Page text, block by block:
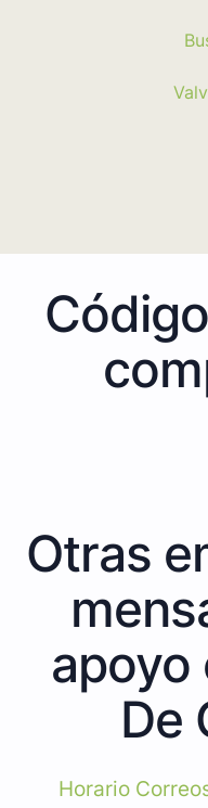
Otras
apoyo
De
Horario